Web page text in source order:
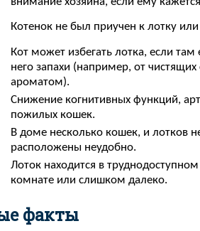
Котенок не был приучен к лотку
Кот может избегать лотка, если там
него запахи (например, от
ароматом).
Снижение когнитивных функций,
пожилых кошек.
В доме несколько кошек, и лотков
расположены неудобно.
Лоток находится в
комнате или слишком далеко.
факты